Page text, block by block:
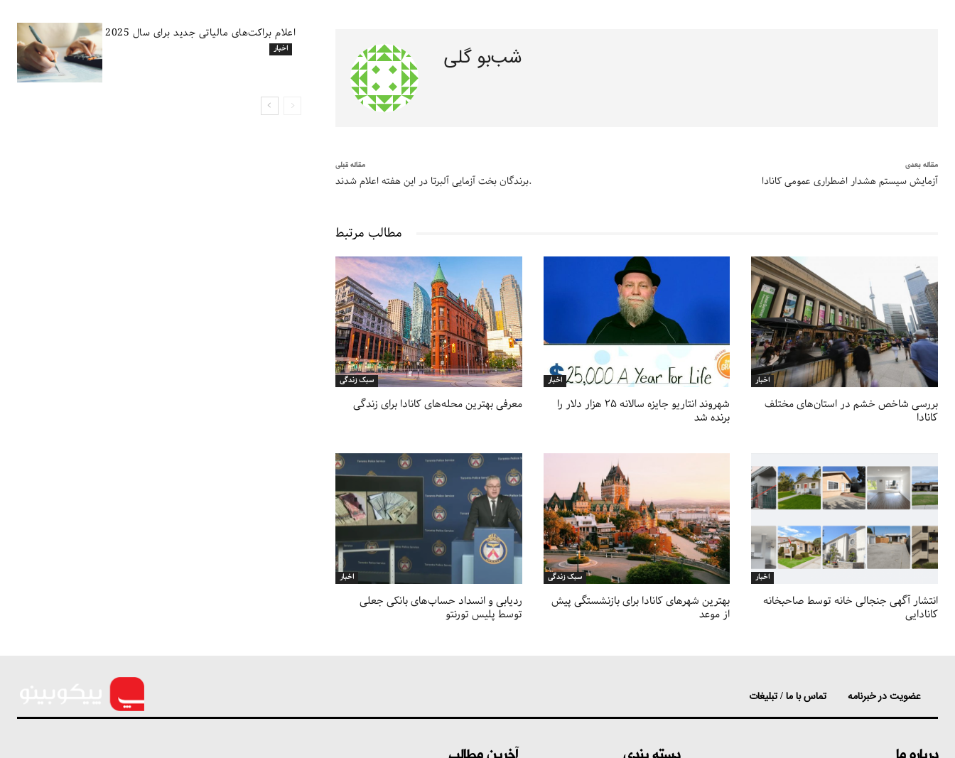
اعلام براکت‌های مالیاتی جدید برای سال 2025
اخبار شب‌بو گلی
مقاله قبلی
برندگان بخت آزمایی آلبرتا در این هفته اعلام شدند.
مقاله بعدی
آزمایش سیستم هشدار اضطراری عمومی کانادا
مطالب مرتبط
سبک زندگی
معرفی بهترین محله‌های کانادا برای زندگی
اخبار
شهروند انتاریو جایزه سالانه ۲۵ هزار دلار را
برنده شد
اخبار
بررسی شاخص خشم در استان‌های مختلف
کانادا
اخبار
ردیابی و انسداد حساب‌های بانکی جعلی
توسط پلیس تورنتو
سبک زندگی
بهترین شهرهای کانادا برای بازنشستگی پیش
از موعد
اخبار
انتشار آگهی جنجالی خانه توسط صاحبخانه
کانادایی
تماس با ما / تبلیغات عضویت در خبرنامه